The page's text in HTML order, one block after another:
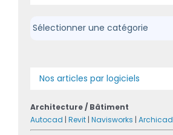
Catégories
Nos articles par logiciels
Architecture / Bâtiment
Autocad | Revit | Navisworks | Archicad